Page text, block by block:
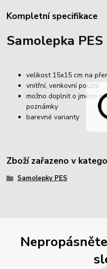
Kompletní specifikace
Samolepka PES
velikost 15x15 cm na
vnitřní, venkovní použití
možno doplnit o jméno
poznámky
barevné varianty
Zboží zařazeno v
Samolepky PES